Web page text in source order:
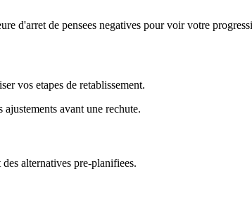
d'arret de pensees negatives pour voir votre
vos etapes de retablissement.
avant une rechute.
alternatives pre-planifiees.